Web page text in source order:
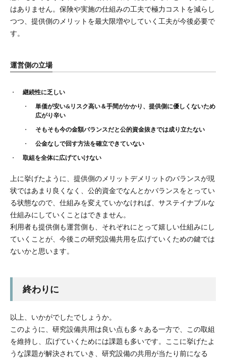
はありません。保険や実施の仕組みの工夫で極力コストを減らし
つつ、提供側のメリットを最大限増やしていく工夫が今後必要で
す。
運営側の立場
継続性に乏しい
単価が安い&リスク高い＆手間がかかり、提供側に優しくないため
広がり辛い
そもそも今の金額バランスだと公的資金抜きでは成り立たない
公金なしで回す方法を確立できていない
取組を全体に広げていけない
上に挙げたように、提供側のメリットデメリットのバランスが現
状ではあまり良くなく、公的資金でなんとかバランスをとってい
る状態なので、仕組みを変えていかなければ、サステイナブルな
仕組みにしていくことはできません。
利用者も提供側も運営側も、それぞれにとって嬉しい仕組みにし
ていくことが、今後この研究設備共用を広げていくための鍵では
ないかと思います。
終わりに
以上、いかがでしたでしょうか。
このように、研究設備共用は良い点も多々ある一方で、この取組
を維持し、広げていくためには課題も多いです。ここに挙げたよ
うな課題が解決されていき、研究設備の共用が当たり前になる